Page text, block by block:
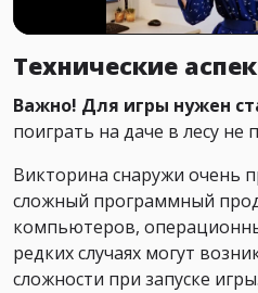
Технические
Важно! Для игры нужен
поиграть на даче в лесу не
Викторина снаружи очень
сложный программный
компьютеров,
редких случаях могут
сложности при запуске игры.